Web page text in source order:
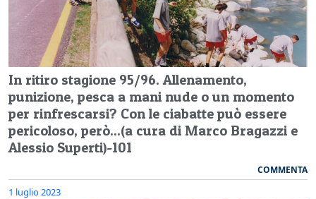
In ritiro stagione 95/96. Allenamento,
punizione, pesca a mani nude o un momento
per rinfrescarsi? Con le ciabatte può essere
pericoloso, però...(a cura di Marco Bragazzi e
Alessio Superti)-101
COMMENTA
1 luglio 2023